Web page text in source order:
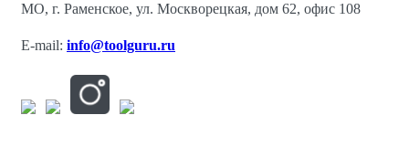
МО, г. Раменское, ул. Москворецкая, дом 62, офис 108
E-mail: info@toolguru.ru